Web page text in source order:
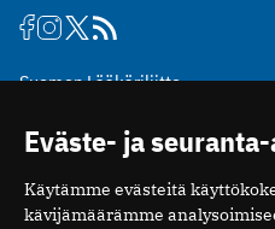
Suomen Lääkäriliitto
00510 Helsinki
puh. (09) 393 091
toimitus@potilaanlaakarilehti.fi
Eväste- ja
Käytämme evästeitä
kävijämäärämme